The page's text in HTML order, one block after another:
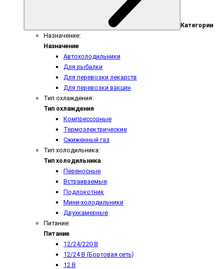
Категории
Назначение:
Назначение
Автохолодильники
Для рыбалки
Для перевозки лекарств
Для перевозки вакцин
Тип охлаждения:
Тип охлаждения
Компрессорные
Термоэлектрические
Сжиженный газ
Тип холодильника:
Тип холодильника
Переносные
Встраиваемые
Подлокотник
Мини-холодильники
Двухкамерные
Питание:
Питание
12/24/220 В
12/24 В (Бортовая сеть)
12 В